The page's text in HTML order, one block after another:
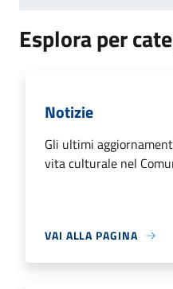
Esplora per
Notizie
Gli ultimi
vita culturale nel
VAI ALLA PAGINA